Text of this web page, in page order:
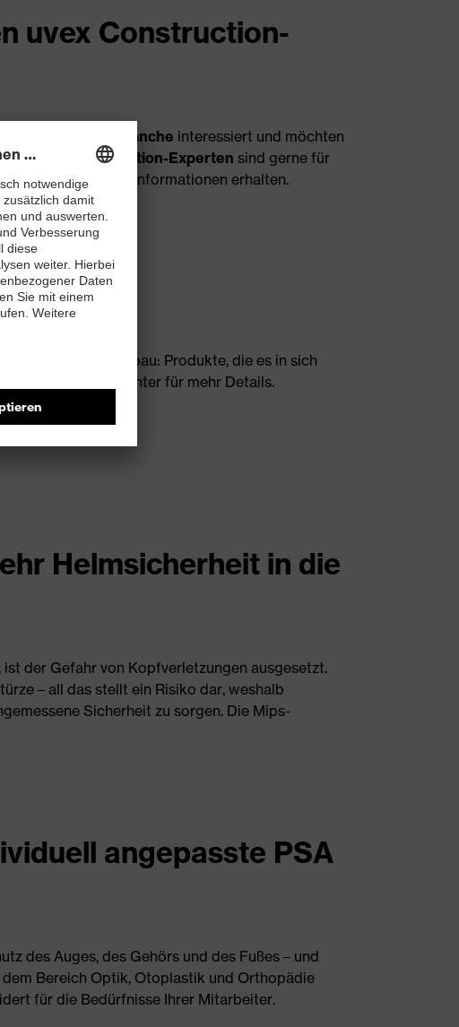
uvex Construction-
Construction-Branche interessiert und möchten
uvex Construction-Experten sind gerne für
stellen und weitere Informationen erhalten.
und Landschaftsbau: Produkte, die es in sich
die PDF-Datei herunter für mehr Details.
Helmsicherheit in die
der Gefahr von Kopfverletzungen ausgesetzt.
– all das stellt ein Risiko dar, weshalb
Sicherheit zu sorgen. Die Mips-
angepasste PSA
des Auges, des Gehörs und des Fußes – und
Bereich Optik, Otoplastik und Orthopädie
für die Bedürfnisse Ihrer Mitarbeiter.